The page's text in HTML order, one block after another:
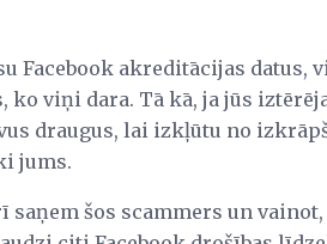
Facebook akreditācijas datus,
viņi dara. Tā kā, ja jūs
draugus, lai izkļūtu no
jums.
saņem šos scammers un